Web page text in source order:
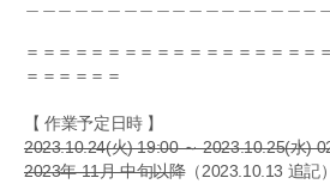
＝＝＝＝＝＝＝＝＝＝＝＝＝＝＝＝＝＝
＝＝＝＝＝＝
【 作業予定日時 】
2023.10.24(火) 19:00 ～ 2023.10.25(水)
2023年 11月 中旬以降（2023.10.13 追記）